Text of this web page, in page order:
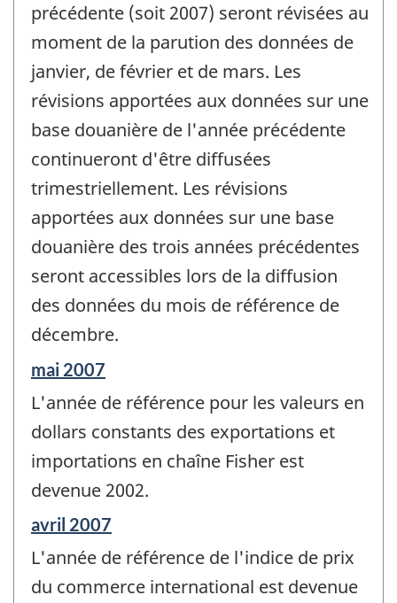
précédente (soit 2007) seront révisées au
moment de la parution des données de
janvier, de février et de mars. Les
révisions apportées aux données sur une
base douanière de l'année précédente
continueront d'être diffusées
trimestriellement. Les révisions
apportées aux données sur une base
douanière des trois années précédentes
seront accessibles lors de la diffusion
des données du mois de référence de
décembre.
Période
référence
de
-
mai 2007
L'année de référence pour les valeurs en
dollars constants des exportations et
importations en chaîne Fisher est
devenue 2002.
Période
référence
de
avril 2007
L'année de référence de l'indice de prix
du commerce international est devenue